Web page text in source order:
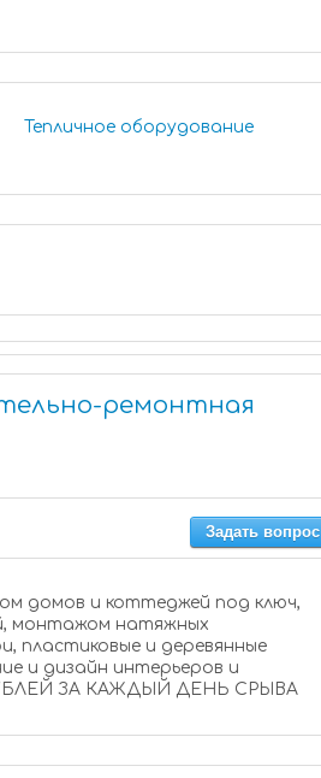
Тепличное оборудование
ремонтная
Задать вопрос
домов и коттеджей под ключ,
монтажом натяжных
пластиковые и деревянные
и дизайн интерьеров и
ЗА КАЖДЫЙ ДЕНЬ СРЫВА